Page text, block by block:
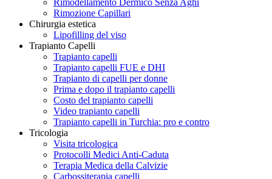
Rimodellamento Dermico Senza Aghi
Rimozione Capillari
Chirurgia estetica
Lipofilling del viso
Trapianto Capelli
Trapianto capelli
Trapianto capelli FUE e DHI
Trapianto di capelli per donne
Prima e dopo il trapianto capelli
Costo del trapianto capelli
Video trapianto capelli
Trapianto capelli in Turchia: pro e contro
Tricologia
Visita tricologica
Protocolli Medici Anti-Caduta
Terapia Medica della Calvizie
Carbossiterapia capelli